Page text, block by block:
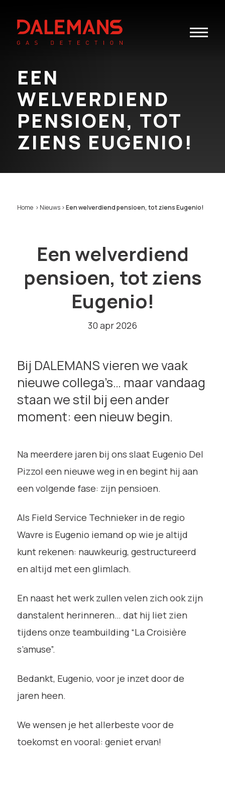
Toggle
EEN
WELVERDIEND
PENSIOEN, TOT
ZIENS EUGENIO!
Home > Nieuws >Een welverdiend pensioen, tot ziens Eugenio!
Een welverdiend
pensioen, tot ziens
Eugenio!
30 apr 2026
Bij DALEMANS vieren we vaak
nieuwe collega’s… maar vandaag
staan we stil bij een ander
moment: een nieuw begin.
Na meerdere jaren bij ons slaat Eugenio Del
Pizzol een nieuwe weg in en begint hij aan
een volgende fase: zijn pensioen.
Als Field Service Technieker in de regio
Wavre is Eugenio iemand op wie je altijd
kunt rekenen: nauwkeurig, gestructureerd
en altijd met een glimlach.
En naast het werk zullen velen zich ook zijn
danstalent herinneren… dat hij liet zien
tijdens onze teambuilding “La Croisière
s’amuse”.
Bedankt, Eugenio, voor je inzet door de
jaren heen.
We wensen je het allerbeste voor de
toekomst en vooral: geniet ervan!